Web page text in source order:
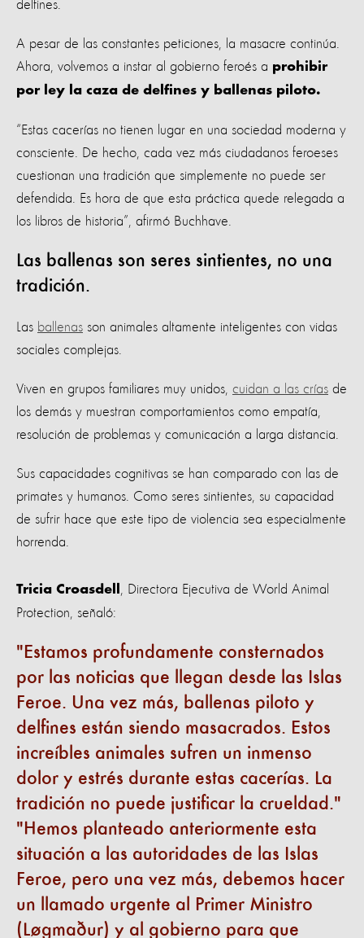
delfines.
A pesar de las constantes peticiones, la masacre continúa.
Ahora, volvemos a instar al gobierno feroés a prohibir
por ley la caza de delfines y ballenas piloto.
“Estas cacerías no tienen lugar en una sociedad moderna y
consciente. De hecho, cada vez más ciudadanos feroeses
cuestionan una tradición que simplemente no puede ser
defendida. Es hora de que esta práctica quede relegada a
los libros de historia”, afirmó Buchhave.
Las ballenas son seres sintientes, no una
tradición.
Las ballenas son animales altamente inteligentes con vidas
sociales complejas.
Viven en grupos familiares muy unidos, cuidan a las crías de
los demás y muestran comportamientos como empatía,
resolución de problemas y comunicación a larga distancia.
Sus capacidades cognitivas se han comparado con las de
primates y humanos. Como seres sintientes, su capacidad
de sufrir hace que este tipo de violencia sea especialmente
horrenda.
Tricia Croasdell
, Directora Ejecutiva de World Animal
Protection, señaló:
Estamos profundamente consternados
por las noticias que llegan desde las Islas
Feroe. Una vez más, ballenas piloto y
delfines están siendo masacrados. Estos
increíbles animales sufren un inmenso
dolor y estrés durante estas cacerías. La
tradición no puede justificar la crueldad.
Hemos planteado anteriormente esta
situación a las autoridades de las Islas
Feroe, pero una vez más, debemos hacer
un llamado urgente al Primer Ministro
(Løgmaður) y al gobierno para que